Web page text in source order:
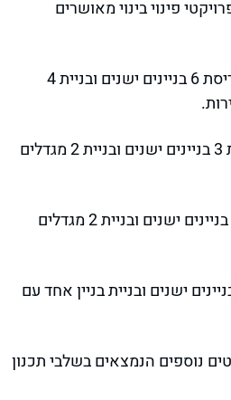
לשנת 2023 ישנם 4 פרויקטי פינוי בינוי מאושרים
הריסת 6 בניינים ישנים ובניית 4
הריסת 3 בניינים ישנים ובניית 2 מגדלים
הריסת 2 בניינים ישנים ובניית 2 מגדלים
2 בניינים ישנים ובניית בניין אחד עם
נוספים הנמצאים בשלבי תכנון